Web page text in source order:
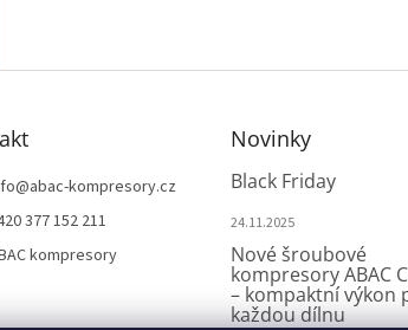
@abac-kompresory.cz
377 152 211
kompresory
Novinky
Black Friday
24.11.2025
Nové šroubové
kompresory ABAC
– kompaktní výkon
každou dílnu